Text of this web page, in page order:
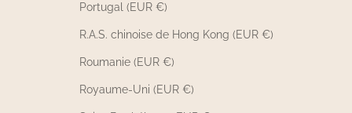
Portugal (EUR €)
R.A.S. chinoise de Hong Kong (EUR €)
Roumanie (EUR €)
Royaume-Uni (EUR €)